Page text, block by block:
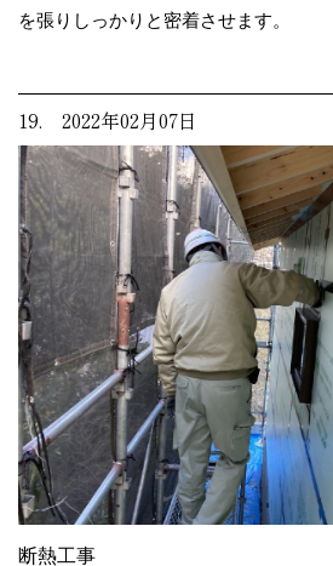
を張りしっかりと密着させます。
19. 2022年02月07日
断熱工事